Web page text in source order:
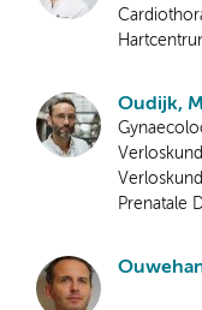
Oudijk,
Prenatale